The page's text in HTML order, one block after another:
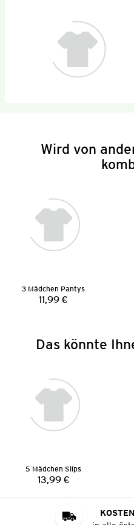
Wird von
3 Mädchen Pantys
Preis:
11,99 €
Das könnte
5 Mädchen Slips
Preis:
13,99 €